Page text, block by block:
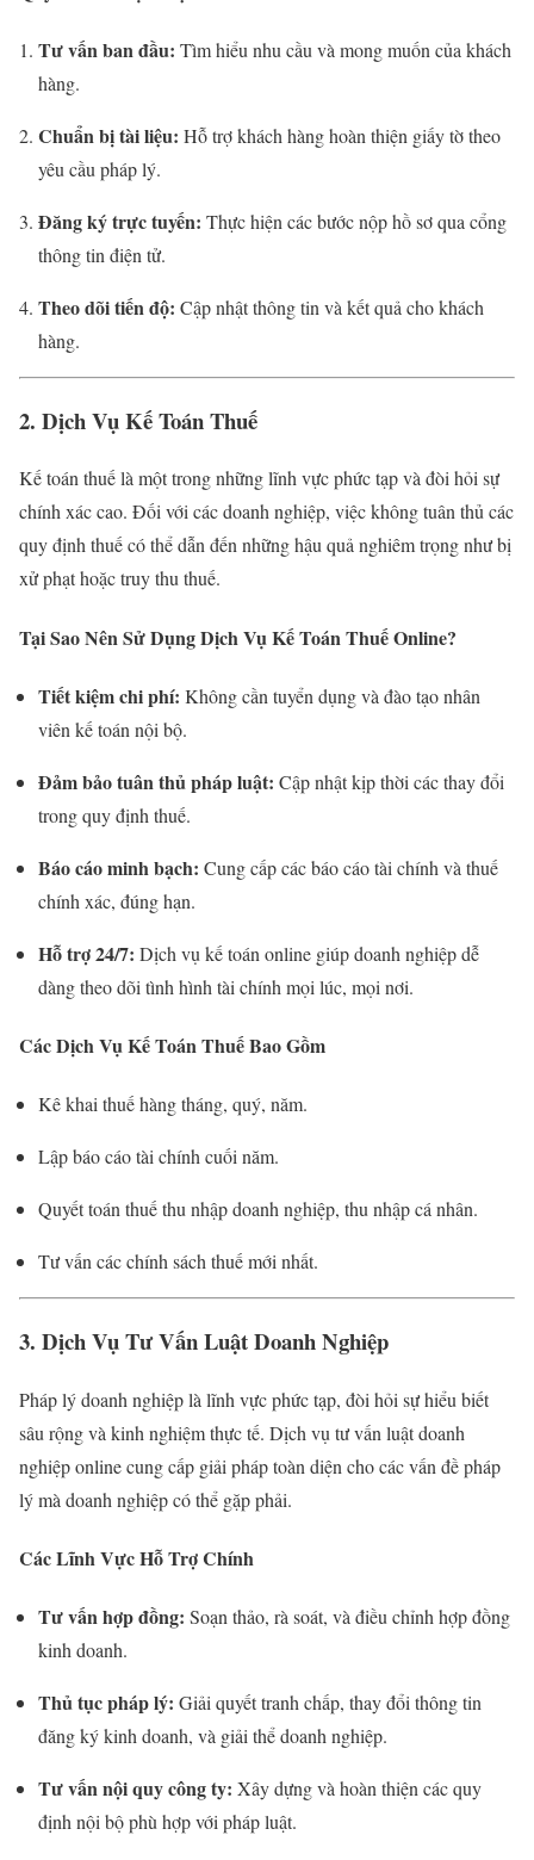
Tư vấn ban đầu: Tìm hiểu nhu cầu và mong muốn của khách
hàng.
Chuẩn bị tài liệu: Hỗ trợ khách hàng hoàn thiện giấy tờ theo
yêu cầu pháp lý.
Đăng ký trực tuyến: Thực hiện các bước nộp hồ sơ qua cổng
thông tin điện tử.
Theo dõi tiến độ: Cập nhật thông tin và kết quả cho khách
hàng.
2. Dịch Vụ Kế Toán Thuế
Kế toán thuế là một trong những lĩnh vực phức tạp và đòi hỏi sự
chính xác cao. Đối với các doanh nghiệp, việc không tuân thủ các
quy định thuế có thể dẫn đến những hậu quả nghiêm trọng như bị
xử phạt hoặc truy thu thuế.
Tại Sao Nên Sử Dụng Dịch Vụ Kế Toán Thuế Online?
Tiết kiệm chi phí: Không cần tuyển dụng và đào tạo nhân
viên kế toán nội bộ.
Đảm bảo tuân thủ pháp luật: Cập nhật kịp thời các thay đổi
trong quy định thuế.
Báo cáo minh bạch: Cung cấp các báo cáo tài chính và thuế
chính xác, đúng hạn.
Hỗ trợ 24/7: Dịch vụ kế toán online giúp doanh nghiệp dễ
dàng theo dõi tình hình tài chính mọi lúc, mọi nơi.
Các Dịch Vụ Kế Toán Thuế Bao Gồm
Kê khai thuế hàng tháng, quý, năm.
Lập báo cáo tài chính cuối năm.
Quyết toán thuế thu nhập doanh nghiệp, thu nhập cá nhân.
Tư vấn các chính sách thuế mới nhất.
3. Dịch Vụ Tư Vấn Luật Doanh Nghiệp
Pháp lý doanh nghiệp là lĩnh vực phức tạp, đòi hỏi sự hiểu biết
sâu rộng và kinh nghiệm thực tế. Dịch vụ tư vấn luật doanh
nghiệp online cung cấp giải pháp toàn diện cho các vấn đề pháp
lý mà doanh nghiệp có thể gặp phải.
Các Lĩnh Vực Hỗ Trợ Chính
Tư vấn hợp đồng: Soạn thảo, rà soát, và điều chỉnh hợp đồng
kinh doanh.
Thủ tục pháp lý: Giải quyết tranh chấp, thay đổi thông tin
đăng ký kinh doanh, và giải thể doanh nghiệp.
Tư vấn nội quy công ty: Xây dựng và hoàn thiện các quy
định nội bộ phù hợp với pháp luật.